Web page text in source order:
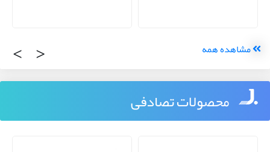
‹ › مشاهده همه
محصولات تصادفی